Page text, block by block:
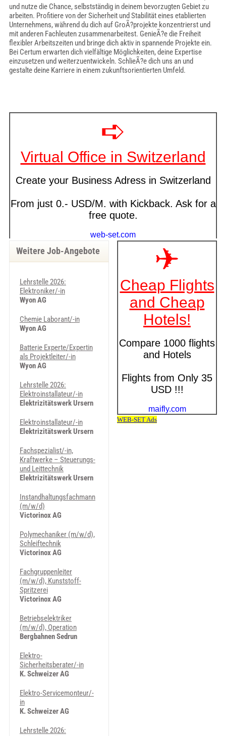
und nutze die Chance, selbstständig in deinem bevorzugten Gebiet zu
arbeiten. Profitiere von der Sicherheit und Stabilität eines etablierten
Unternehmens, während du dich auf GroÃ?projekte konzentrierst und
mit anderen Fachleuten zusammenarbeitest. GenieÃ?e die Freiheit
flexibler Arbeitszeiten und bringe dich aktiv in spannende Projekte ein.
Bei Certum erwarten dich vielfältige Möglichkeiten, deine Expertise
einzusetzen und weiterzuentwickeln. SchlieÃ?e dich uns an und
gestalte deine Karriere in einem zukunftsorientierten Umfeld.
Weitere Job-Angebote
Lehrstelle 2026:
Elektroniker/-in
Wyon AG
Chemie Laborant/-in
Wyon AG
Batterie Experte/Expertin
als Projektleiter/-in
Wyon AG
Lehrstelle 2026:
Elektroinstallateur/-in
Elektrizitätswerk Ursern
Elektroinstallateur/-in
Elektrizitätswerk Ursern
Fachspezialist/-in,
Kraftwerke – Steuerungs-
und Leittechnik
Elektrizitätswerk Ursern
Instandhaltungsfachmann
(m/w/d)
Victorinox AG
Polymechaniker (m/w/d),
Schleiftechnik
Victorinox AG
Fachgruppenleiter
(m/w/d), Kunststoff-
Spritzerei
Victorinox AG
Betriebselektriker
(m/w/d), Operation
Bergbahnen Sedrun
Elektro-
Sicherheitsberater/-in
K. Schweizer AG
Elektro-Servicemonteur/-
in
K. Schweizer AG
Lehrstelle 2026: